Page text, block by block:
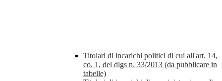
Titolari di incarichi politici di cui all'art. 14,
co. 1, del dlgs n. 33/2013 (da pubblicare in
tabelle)